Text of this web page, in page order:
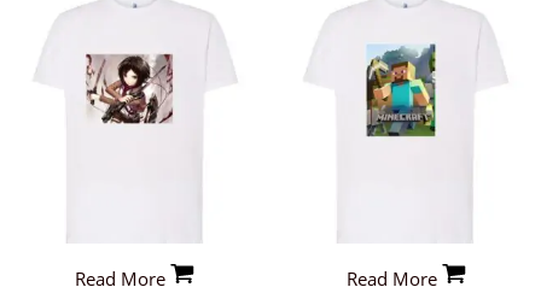
Read More
Read More